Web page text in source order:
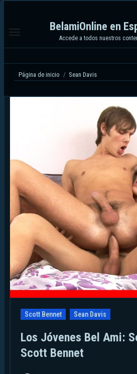
contenido
BelamiOnline en
Accede a todos nuestros
Página de inicio Sean Davis
Scott Bennet Sean Davis
Los Jóvenes Bel Ami:
Scott Bennet